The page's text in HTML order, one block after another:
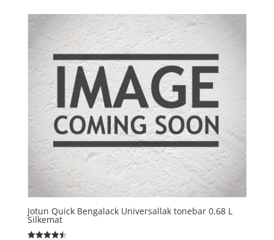
Jotun Quick Bengalack Universallak tonebar 0,68 L
Silkemat